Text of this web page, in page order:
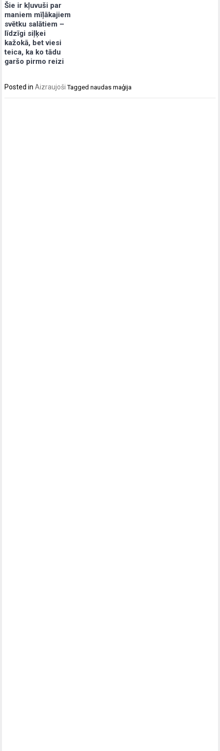
Šie ir kļuvuši par
maniem mīļākajiem
svētku salātiem –
līdzīgi siļķei
kažokā, bet viesi
teica, ka ko tādu
garšo pirmo reizi
Posted inAizraujoši Taggednaudas maģija